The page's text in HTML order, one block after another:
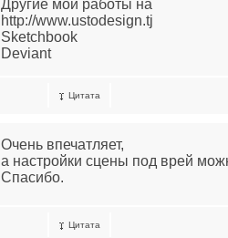
Другие мои работы на
http://www.ustodesign.tj
Sketchbook
Deviant
Цитата
Очень впечатляет,
а настройки сцены под врей
Спасибо.
Цитата